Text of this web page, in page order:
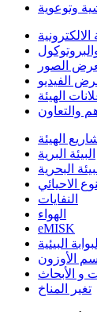
وتوعوية
الالكترونية
الصور
الفيديو
الهيئة
والتعاون
الهيئة
البيئة البرية
البحرية
الاحيائي
النفايات
الهواء
eMISK
البوابة البيئية
الأوزون
و الأبحاث
تغير المناخ